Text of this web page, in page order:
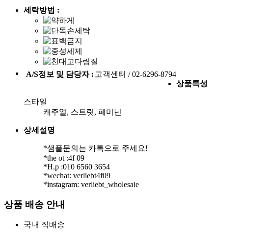
세탁방법 :
A/S정보 및 담당자 : 고객센터 / 02-6296-8794
상품특성
스타일
캐주얼, 스트릿, 페미닌
상세설명
*샘플문의는 카톡으로 주세요!
*the ot :4f 09
*H.p :010 6560 3654
*wechat: verliebt4f09
상품 배송 안내
국내 직배송